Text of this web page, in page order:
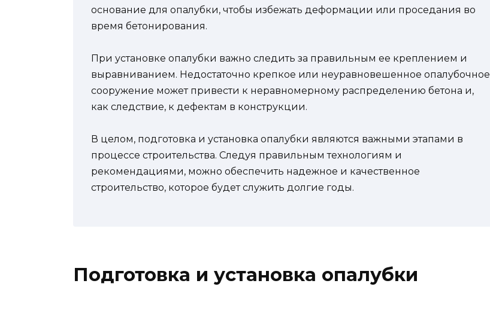
основание для опалубки, чтобы избежать деформации или проседания во
время бетонирования.
При установке опалубки важно следить за правильным ее креплением и
выравниванием. Недостаточно крепкое или неуравновешенное опалубочное
сооружение может привести к неравномерному распределению бетона и,
как следствие, к дефектам в конструкции.
В целом, подготовка и установка опалубки являются важными этапами в
процессе строительства. Следуя правильным технологиям и
рекомендациями, можно обеспечить надежное и качественное
строительство, которое будет служить долгие годы.
Подготовка и установка опалубки